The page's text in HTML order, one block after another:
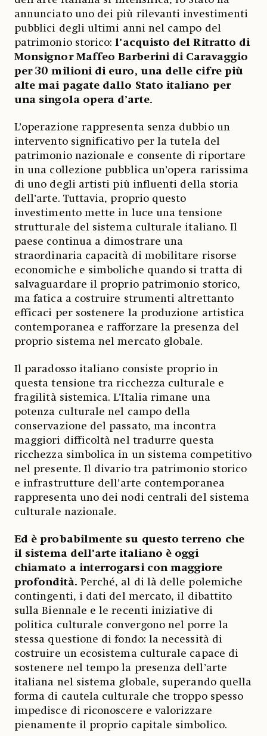
annunciato uno dei più rilevanti investimenti
pubblici degli ultimi anni nel campo del
patrimonio storico:l’acquisto del Ritratto di
Monsignor Maffeo Barberini di Caravaggio
per 30 milioni di euro, una delle cifre più
alte mai pagate dallo Stato italiano per
una singola opera d’arte.
L’operazione rappresenta senza dubbio un
intervento significativo per la tutela del
patrimonio nazionale e consente di riportare
in una collezione pubblica un’opera rarissima
di uno degli artisti più influenti della storia
dell’arte. Tuttavia, proprio questo
investimento mette in luce una tensione
strutturale del sistema culturale italiano. Il
paese continua a dimostrare una
straordinaria capacità di mobilitare risorse
economiche e simboliche quando si tratta di
salvaguardare il proprio patrimonio storico,
ma fatica a costruire strumenti altrettanto
efficaci per sostenere la produzione artistica
contemporanea e rafforzare la presenza del
proprio sistema nel mercato globale.
Il paradosso italiano consiste proprio in
questa tensione tra ricchezza culturale e
fragilità sistemica. L’Italia rimane una
potenza culturale nel campo della
conservazione del passato, ma incontra
maggiori difficoltà nel tradurre questa
ricchezza simbolica in un sistema competitivo
nel presente. Il divario tra patrimonio storico
e infrastrutture dell’arte contemporanea
rappresenta uno dei nodi centrali del sistema
culturale nazionale.
Ed è probabilmente su questo terreno che
il sistema dell’arte italiano è oggi
chiamato a interrogarsi con maggiore
profondità. Perché, al di là delle polemiche
contingenti, i dati del mercato, il dibattito
sulla Biennale e le recenti iniziative di
politica culturale convergono nel porre la
stessa questione di fondo: la necessità di
costruire un ecosistema culturale capace di
sostenere nel tempo la presenza dell’arte
italiana nel sistema globale, superando quella
forma di cautela culturale che troppo spesso
impedisce di riconoscere e valorizzare
pienamente il proprio capitale simbolico.